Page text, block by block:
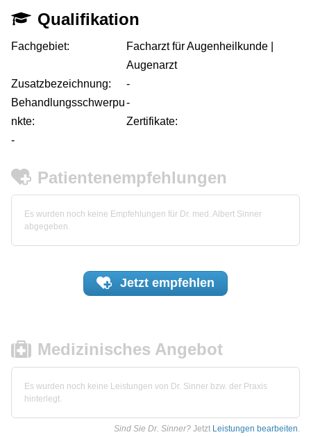
Qualifikation
Fachgebiet:
Facharzt für Augenheilkunde |
Augenarzt
Zusatzbezeichnung:
-
Behandlungsschwerpu
nkte:
-
Zertifikate:
-
Patientenempfehlungen
Es wurden noch keine Empfehlungen für Dr. med. Albert Sinner
abgegeben.
Jetzt empfehlen
Medizinisches Angebot
Es wurden noch keine Leistungen von Dr. Sinner bzw. der Praxis
hinterlegt.
Sind Sie Dr. Sinner? Jetzt Leistungen bearbeiten.